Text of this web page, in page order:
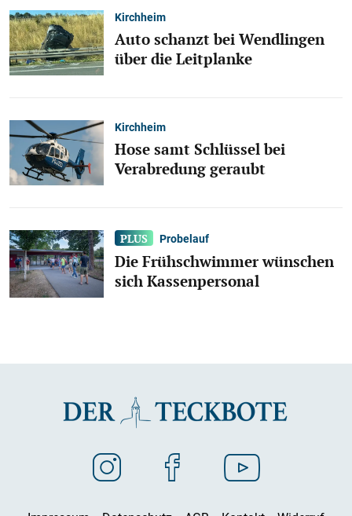
Kirchheim
Auto schanzt bei Wendlingen
über die Leitplanke
Kirchheim
Hose samt Schlüssel bei
Verabredung geraubt
Probelauf
Die Frühschwimmer wünschen
sich Kassenpersonal